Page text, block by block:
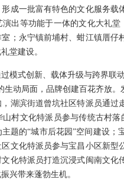
成一批富有特色的文化服务载
演出等功能于一体的文化大礼
；永宁镇前埔村、蚶江镇厝
堂建设。
模式创新、载体升级与跨界联
生动局面，品牌创建百花齐放
湖滨街道曾坑社区特派员通
村文化特派员参与传统古村
题的“城市后花园”空间建设
文化特派员参与宝昌小区新
化特派员打造沉浸式闽南文
兴带来蓬勃生机。